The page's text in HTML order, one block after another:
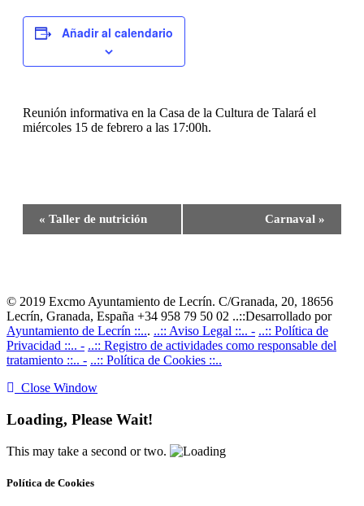
Añadir al calendario
Reunión informativa en la Casa de la Cultura de Talará el
miércoles 15 de febrero a las 17:00h.
Navegación
« Taller de nutrición Carnaval »
© 2019 Excmo Ayuntamiento de Lecrín. C/Granada, 20, 18656
Lecrín, Granada, España +34 958 79 50 02 ..::Desarrollado por
Ayuntamiento de Lecrín ::... ..:: Aviso Legal ::.. - ..:: Política de
Privacidad ::.. - ..:: Registro de actividades como responsable del
tratamiento ::.. - ..:: Política de Cookies ::..
Close Window
Loading, Please Wait!
This may take a second or two.
Política de Cookies